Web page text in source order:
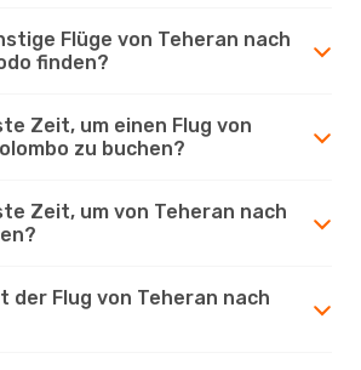
Flüge von Teheran nach
finden?
Zeit, um einen Flug von
zu buchen?
Zeit, um von Teheran nach
der Flug von Teheran nach